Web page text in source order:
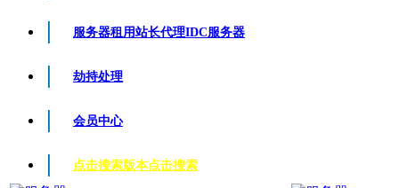
服务器租用站长代理IDC服务器
劫持处理
会员中心
点击搜索版本点击搜索